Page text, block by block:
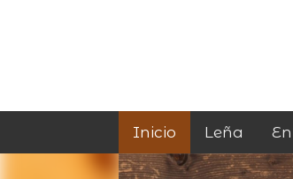
Inicio Leña